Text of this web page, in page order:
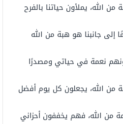
الله، يملأون حياتنا بالفرح
إلى جانبنا هو هبة من الله
نعمة في حياتي ومصدرًا
من الله، يجعلون كل يوم أفضل
من الله، فهم يخففون أحزاني